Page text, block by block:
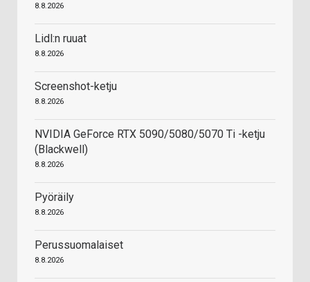
8.8.2026
Lidl:n ruuat
8.8.2026
Screenshot-ketju
8.8.2026
NVIDIA GeForce RTX 5090/5080/5070 Ti -ketju
(Blackwell)
8.8.2026
Pyöräily
8.8.2026
Perussuomalaiset
8.8.2026